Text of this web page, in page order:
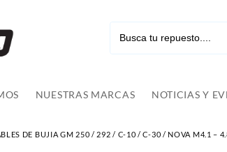
NUESTRAS MARCAS NOTICIAS Y
DE BUJIA GM 250 / 292 / C-10 / C-30 / NOVA M4.1 –